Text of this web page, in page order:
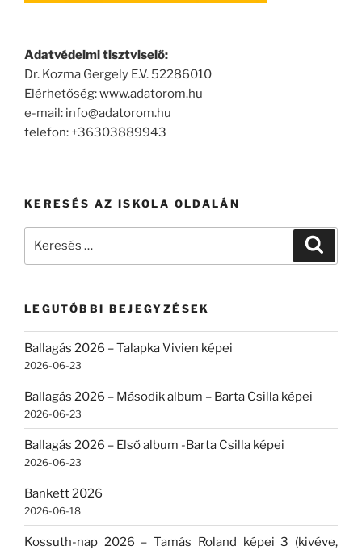
Adatvédelmi tisztviselő:
Dr. Kozma Gergely E.V. 52286010
Elérhetőség: www.adatorom.hu
e-mail: info@adatorom.hu
telefon: +36303889943
KERESÉS AZ ISKOLA OLDALÁN
LEGUTÓBBI BEJEGYZÉSEK
Ballagás 2026 – Talapka Vivien képei
2026-06-23
Ballagás 2026 – Második album – Barta Csilla képei
2026-06-23
Ballagás 2026 – Első album -Barta Csilla képei
2026-06-23
Bankett 2026
2026-06-18
Kossuth-nap 2026 – Tamás Roland képei 3 (kivéve,